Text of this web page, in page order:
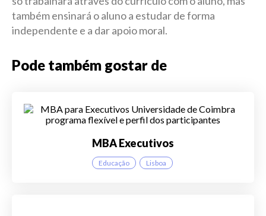
também ensinará o aluno a estudar de forma
independente e a dar apoio moral.
Pode também gostar de
MBA Executivos
Educação Lisboa